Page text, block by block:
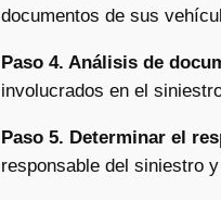
documentos de sus
Paso 4. Análisis de
involucrados en el
Paso 5. Determinar el
responsable del siniestro